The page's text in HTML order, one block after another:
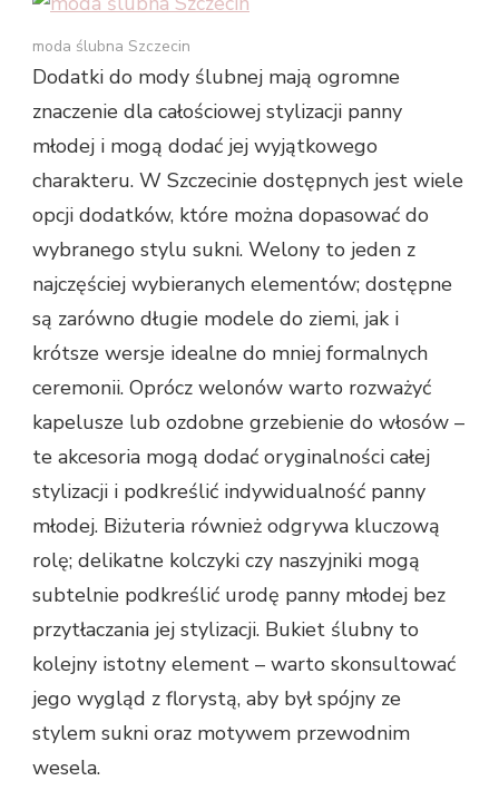
moda ślubna Szczecin
Dodatki do mody ślubnej mają ogromne
znaczenie dla całościowej stylizacji panny
młodej i mogą dodać jej wyjątkowego
charakteru. W Szczecinie dostępnych jest wiele
opcji dodatków, które można dopasować do
wybranego stylu sukni. Welony to jeden z
najczęściej wybieranych elementów; dostępne
są zarówno długie modele do ziemi, jak i
krótsze wersje idealne do mniej formalnych
ceremonii. Oprócz welonów warto rozważyć
kapelusze lub ozdobne grzebienie do włosów –
te akcesoria mogą dodać oryginalności całej
stylizacji i podkreślić indywidualność panny
młodej. Biżuteria również odgrywa kluczową
rolę; delikatne kolczyki czy naszyjniki mogą
subtelnie podkreślić urodę panny młodej bez
przytłaczania jej stylizacji. Bukiet ślubny to
kolejny istotny element – warto skonsultować
jego wygląd z florystą, aby był spójny ze
stylem sukni oraz motywem przewodnim
wesela.